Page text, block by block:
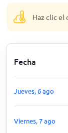
Haz clic el
Fecha
Jueves, 6 ago
Viernes, 7 ago